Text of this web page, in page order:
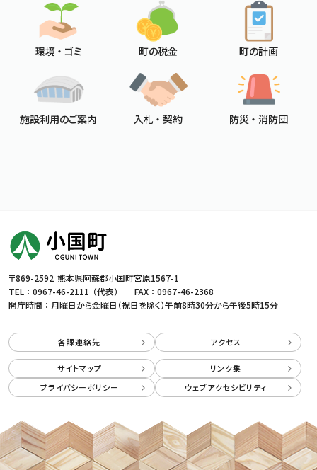
環境 ・ ゴミ 町の税金 町の計画
施設利用のご案内 入札 ・ 契約 防災 ・ 消防団
〒869-2592 熊本県阿蘇郡小国町宮原1567-1
TEL ： 0967-46-2111 （代表）
FAX ： 0967-46-2368
開庁時間 ： 月曜日から金曜日（祝日を除く）午前8時30分から午後5時15分
各課連絡先 アクセス
サイトマップ
リンク集
プライバシーポリシー
ウェブアクセシビリティ